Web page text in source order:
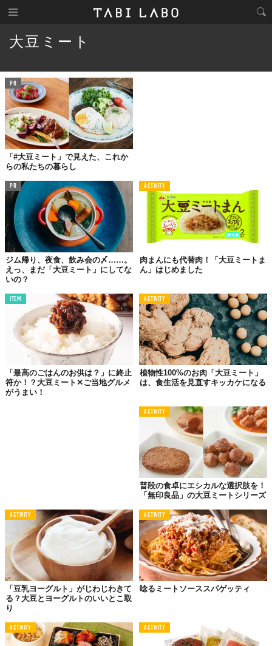
大豆ミート
PR
「#大豆ミート」で見えた、これか
らの私たちの暮らし
PR
ジム帰り、夜食、飲み会の〆……。
えっ、まだ「大豆ミート」にしてな
いの？
ACTIVITY
肉まんにも代替肉！「大豆ミートま
ん」はじめました
ITEM
「最高のごはんのお供は？」に終止
符か！？大豆ミート✕ご当地グルメ
がうまい！
ACTIVITY
植物性100%のお肉「大豆ミート」
は、食生活を見直すキッカケになる
ACTIVITY
普段の食卓にエシカルな選択肢を！
「無印良品」の大豆ミートシリーズ
ACTIVITY
「豆乳ヨーグルト」がじわじわきて
る？大豆とヨーグルトのいいとこ取
り
ACTIVITY
唸るミートソーススパゲッティ
ACTIVITY ACTIVITY